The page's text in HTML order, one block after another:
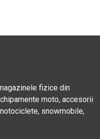
fizice din
moto, accesorii
snowmobile,